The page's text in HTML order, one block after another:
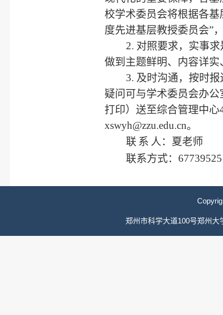
校学术委员会将根据各
度先进基层教授委员会”
2. 对照要求，实事
做到主题鲜明、内容详
3. 及时沟通，按时
疑问可与学术委员会办
打印）送至综合管理中
xswyh@zzu.edu.cn。
联 系 人：夏老师
联系方式：67739525
郑州市科学大道100号郑州大